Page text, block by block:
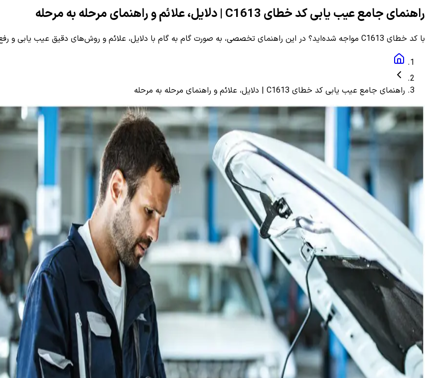
راهنمای جامع عیب یابی کد خطای C1613 | دلایل، علائم و راهنمای مرحله به مرحله
با کد خطای C1613 مواجه شده‌اید؟ در این راهنمای تخصصی، به صورت گام به گام با دلایل، علائم و روش‌های دقیق عیب یابی و رفع این ارور آشنا شوید.
راهنمای جامع عیب یابی کد خطای C1613 | دلایل، علائم و راهنمای مرحله به مرحله